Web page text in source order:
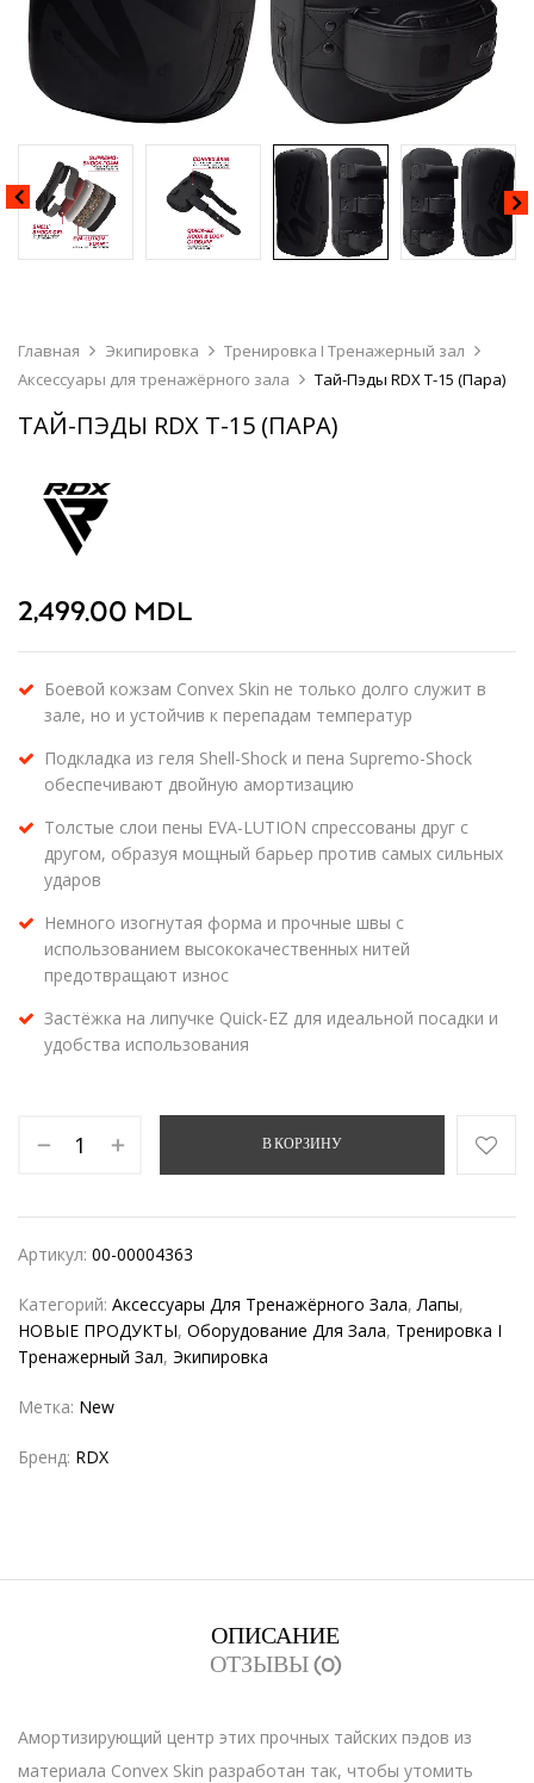
Главная Экипировка
Тренировка I Тренажерный зал
Аксессуары для тренажёрного зала
Тай-Пэды RDX T-15 (Пара)
ТАЙ-ПЭДЫ RDX T-15 (ПАРА)
2,499.00 MDL
Боевой кожзам Convex Skin не только долго служит в
зале, но и устойчив к перепадам температур
Подкладка из геля Shell-Shock и пена Supremo-Shock
обеспечивают двойную амортизацию
Толстые слои пены EVA-LUTION спрессованы друг с
другом, образуя мощный барьер против самых сильных
ударов
Немного изогнутая форма и прочные швы с
использованием высококачественных нитей
предотвращают износ
Застёжка на липучке Quick-EZ для идеальной посадки и
удобства использования
В КОРЗИНУ
Артикул: 00-00004363
Категорий: Аксессуары Для Тренажёрного Зала,Лапы,
НОВЫЕ ПРОДУКТЫ, Оборудование Для Зала, Тренировка I
Тренажерный Зал, Экипировка
Метка: New
Бренд: RDX
ОПИСАНИЕ
ОТЗЫВЫ (0)
Амортизирующий центр этих прочных тайских пэдов из
материала Convex Skin разработан так, чтобы утомить